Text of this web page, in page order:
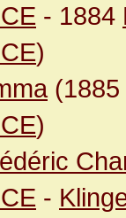
- 1884
)
(1885
)
-